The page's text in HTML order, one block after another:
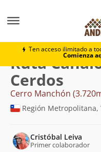
Ten acceso ilimitado a
Comienza
Cerro
Ruta
Cerdos
Cerro Manchón
Región Metropolitana,
Cristóbal Leiva
Primer colaborador